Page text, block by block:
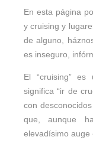
En esta página
y cruising y
de alguno,
es inseguro,
El “cruising” es
significa “ir de
con
que, aunque
elevadísimo auge